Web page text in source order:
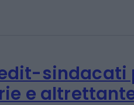
e Valle d'Aosta